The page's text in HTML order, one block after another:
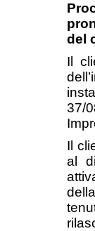
del
Il
37/
Il
al